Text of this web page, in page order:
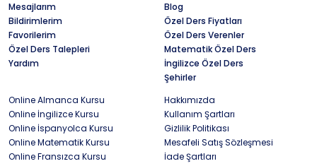
TDFLisanslı Antrenörler & Dağ Rehberleri|9+
Doğrulanmış Yorum
Güvenlik&Risk Yönetimi
|Rota Planlama
OnlineDağcılıkdersi
görkemine kapılan ancak
nereye,nasılvehangi ekipmanlabaşlayacağını bilmeyen
doğa sporcuları için tasarlanmış
hayati bir teorik
Mesajlarım
Bildirimlerim
Favorilerim
Özel Ders Talepleri
Yardım
Blog
Özel Ders Fiyatları
Özel Ders Verenler
Matematik Özel Ders
İngilizce Özel Ders
Şehirler
Online Almanca Kursu
Online İngilizce Kursu
Online İspanyolca Kursu
Online Matematik Kursu
Online Fransızca Kursu
Hakkımızda
Kullanım Şartları
Gizlilik Politikası
Mesafeli Satış Sözleşmesi
İade Şartları